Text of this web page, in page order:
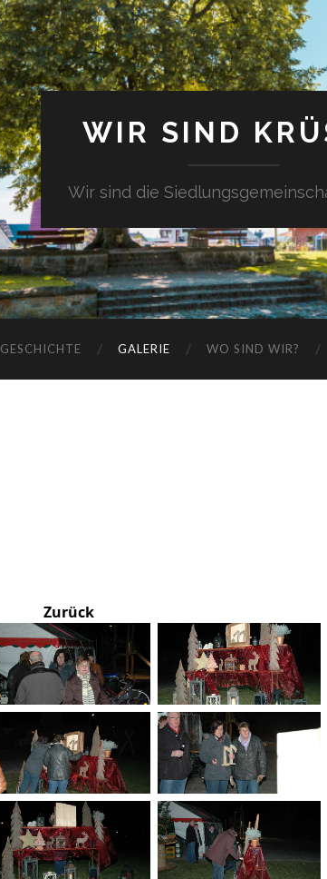
WIR SIND
Wir sind die
GESCHICHTE GALERIE WO SIND WIR?
Zurück